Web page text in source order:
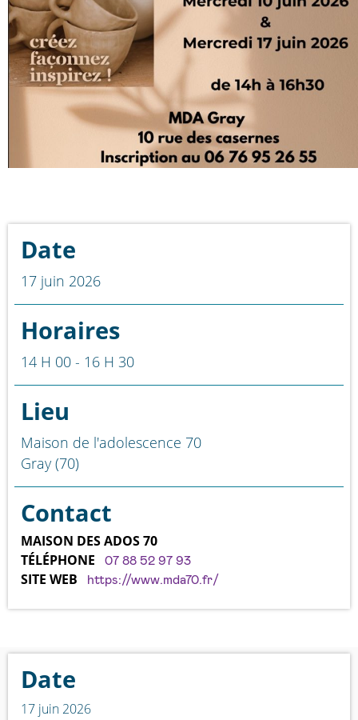
Date
17 juin 2026
Horaires
14 H 00 - 16 H 30
Lieu
Maison de l'adolescence 70
Gray (70)
Contact
MAISON DES ADOS 70
TÉLÉPHONE
07 88 52 97 93
SITE WEB https://www.mda70.fr/
Date
17 juin 2026